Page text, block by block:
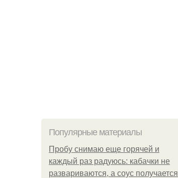
Популярные материалы
Пробу снимаю еще горячей и
каждый раз радуюсь: кабачки не
развариваются, а соус получается